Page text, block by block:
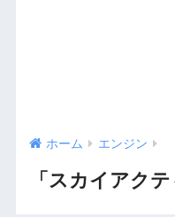
ホーム エンジン
「スカイアク